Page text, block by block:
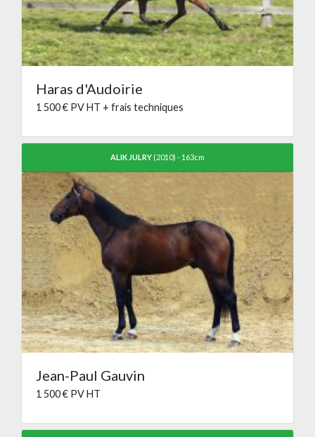
Haras d'Audoirie
1 500 € PV HT + frais techniques
ALIK JULRY (2010) - 163cm
Jean-Paul Gauvin
1 500 € PV HT